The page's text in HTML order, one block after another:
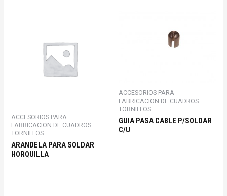
ACCESORIOS PARA
FABRICACION DE CUADROS
TORNILLOS
ARANDELA PARA SOLDAR
HORQUILLA
ACCESORIOS PARA
FABRICACION DE CUADROS
TORNILLOS
GUIA PASA CABLE P/SOLDAR
C/U